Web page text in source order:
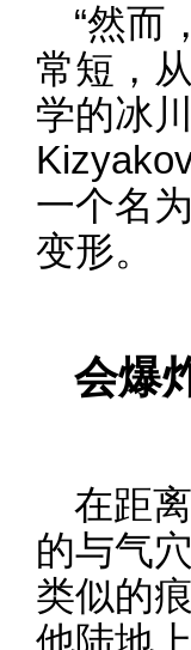
“然而
常短，
学的冰
一个名
变形。
会爆
在距
的与气
类似的
他陆地